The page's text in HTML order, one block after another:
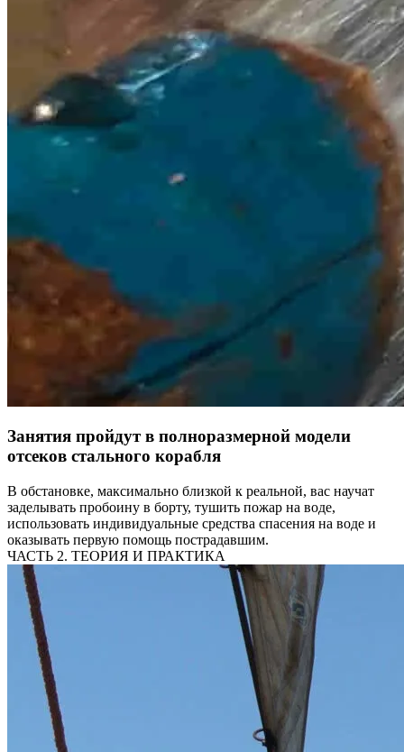
Занятия пройдут в полноразмерной модели
отсеков стального корабля
В обстановке, максимально близкой к реальной, вас научат
заделывать пробоину в борту, тушить пожар на воде,
использовать индивидуальные средства спасения на воде и
оказывать первую помощь пострадавшим.
ЧАСТЬ 2. ТЕОРИЯ И ПРАКТИКА